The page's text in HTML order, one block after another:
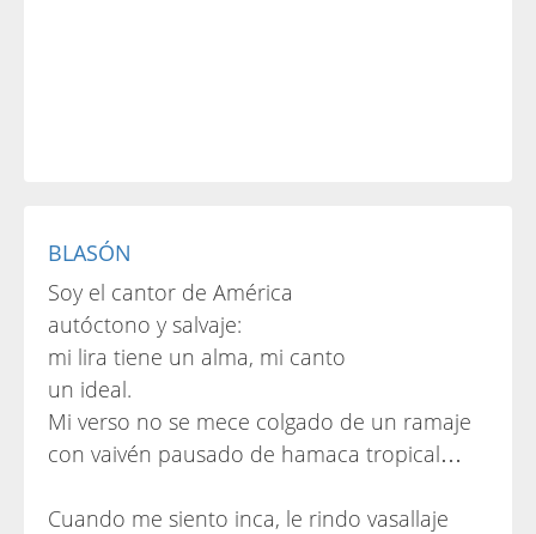
BLASÓN
Soy el cantor de América
autóctono y salvaje:
mi lira tiene un alma, mi canto
un ideal.
Mi verso no se mece colgado de un ramaje
con vaivén pausado de hamaca tropical…
Cuando me siento inca, le rindo vasallaje